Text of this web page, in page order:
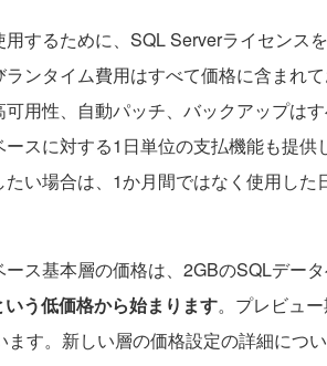
するために、SQL Serverライセンス
ンタイム費用はすべて価格に含まれ
用性、自動パッチ、バックアップは
スに対する1日単位の支払機能も提供
い場合は、1か月間ではなく使用した
ス基本層の価格は、2GBのSQLデータ
う低価格から始まります。プレビュ
す。新しい層の価格設定の詳細につい